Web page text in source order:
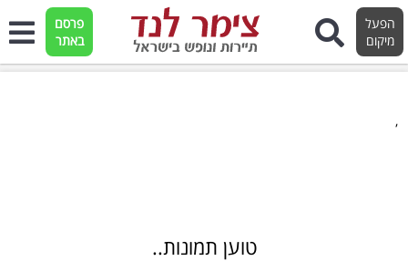
הפעל
מיקום
פרסם
באתר
,
טוען תמונות..